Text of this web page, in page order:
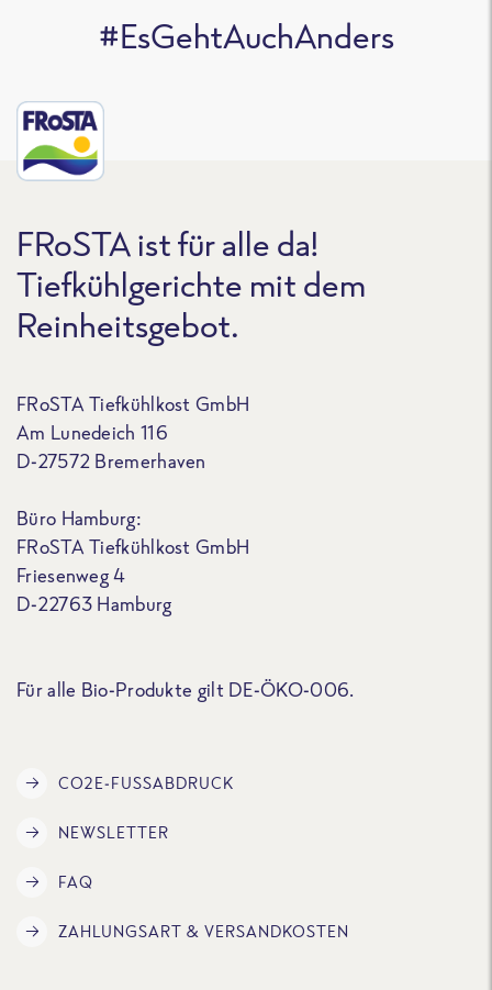
#EsGehtAuchAnders
FRoSTA ist für alle da!
Tiefkühlgerichte mit dem
Reinheitsgebot.
FRoSTA Tiefkühlkost GmbH
Am Lunedeich 116
D-27572 Bremerhaven
Büro Hamburg:
FRoSTA Tiefkühlkost GmbH
Friesenweg 4
D-22763 Hamburg
Für alle Bio-Produkte gilt DE-ÖKO-006.
CO2E-FUSSABDRUCK
NEWSLETTER
FAQ
ZAHLUNGSART & VERSANDKOSTEN